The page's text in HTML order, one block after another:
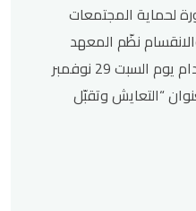
لحماية المجتمعات
نظّم المعهد
الإسلامي دار الهدى بأمستردام يوم السبت 29 نوفمبر
“التعايش وتقبّل